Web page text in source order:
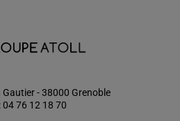
Gautier - 38000 Grenoble
04 76 12 18 70